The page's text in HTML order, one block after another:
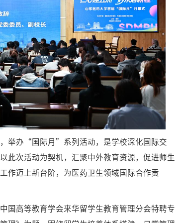
举办“国际月”系列活动，是学校深化国际交
此次活动为契机，汇聚中外教育资源，促进师生
作迈上新台阶，为医药卫生领域国际合作贡
国高等教育学会来华留学生教育管理分会特聘专